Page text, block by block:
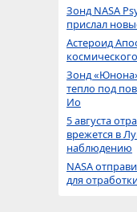
Зонд NASA
прислал
Астероид
Зонд
тепло под
Ио
5 августа
врежется в
наблюдению
NASA
для